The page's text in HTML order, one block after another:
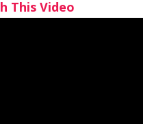
This Video